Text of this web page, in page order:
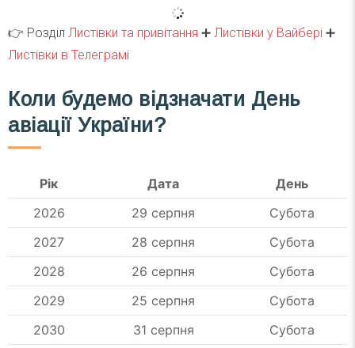
👉 Розділ Листівки та привітання ➕ Листівки у Вайбері ➕
Листівки в Телеграмі
Коли будемо відзначати День
авіації України?
Рік Дата
День
2026
29 серпня
Субота
2027
28 серпня
Субота
2028
26 серпня
Субота
2029
25 серпня
Субота
2030
31 серпня Субота